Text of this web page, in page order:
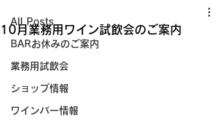
All Posts
BARお休みのご案内
業務用試飲会
ショップ情報
ワインバー情報
10月業務用ワイン試飲会のご案内